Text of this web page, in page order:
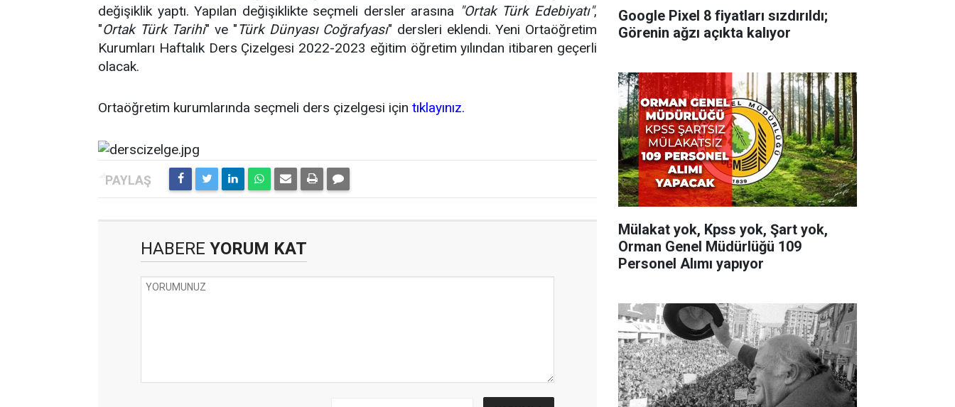
değişiklik yaptı. Yapılan değişiklikte seçmeli dersler arasına "Ortak Türk Edebiyatı",
"Ortak Türk Tarihi" ve "Türk Dünyası Coğrafyası" dersleri eklendi. Yeni Ortaöğretim
Kurumları Haftalık Ders Çizelgesi 2022-2023 eğitim öğretim yılından itibaren geçerli
olacak.
Ortaöğretim kurumlarında seçmeli ders çizelgesi için tıklayınız.
HABERE YORUM KAT
Google Pixel 8 fiyatları sızdırıldı;
Görenin ağzı açıkta kalıyor
Mülakat yok, Kpss yok, Şart yok,
Orman Genel Müdürlüğü 109
Personel Alımı yapıyor